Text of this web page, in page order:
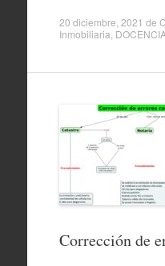
20 diciembre, 2021 de
Inmobiliaria
Corrección de